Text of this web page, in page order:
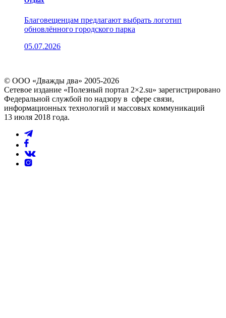
Благовещенцам предлагают выбрать логотип
обновлённого городского парка
05.07.2026
© ООО «Дважды два» 2005-2026
Сетевое издание «Полезный портал 2×2.su» зарегистрировано
Федеральной службой по надзору в сфере связи,
информационных технологий и массовых коммуникаций
13 июля 2018 года.